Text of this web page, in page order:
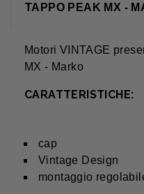
TAPPO PEAK MX -
Motori VINTAGE
MX - Marko
CARATTERISTICHE:
cap
Vintage Design
montaggio